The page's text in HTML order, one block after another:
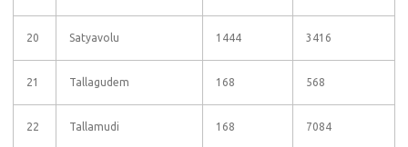
20 Satyavolu 1444 3416
21 Tallagudem 168 568
22 Tallamudi 168 7084